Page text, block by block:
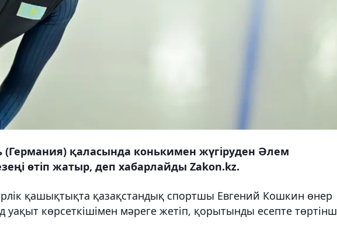
(Германия) қаласында конькимен жүгіруден Әлем
өтіп жатыр, деп хабарлайды Zakon.kz.
қашықтықта қазақстандық спортшы Евгений Кошкин өнер
уақыт көрсеткішімен мәреге жетіп, қорытынды есепте